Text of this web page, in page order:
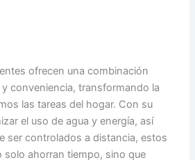
ofrecen una combinación
conveniencia, transformando la
las tareas del hogar. Con su
el uso de agua y energía, así
ser controlados a distancia, estos
ahorran tiempo, sino que